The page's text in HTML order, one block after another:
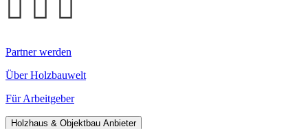
Partner werden
Über Holzbauwelt
Für Arbeitgeber
Holzhaus & Objektbau Anbieter